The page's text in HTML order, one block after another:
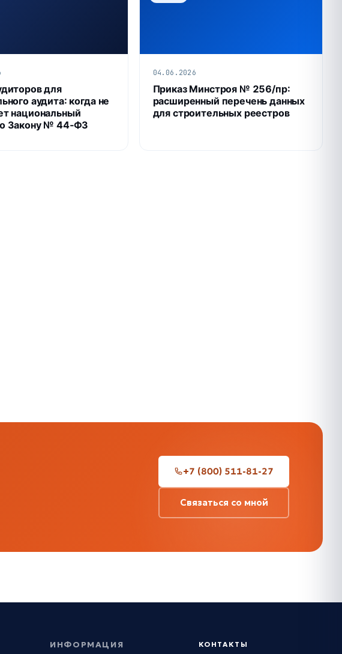
для
аудита: когда не
национальный
Закону № 44‑ФЗ
04.06.2026
Приказ Минстроя № 256/пр:
расширенный перечень данных
для строительных реестров
+7 (800) 511-81-27
Связаться со мной
ИНФОРМАЦИЯ КОНТАКТЫ